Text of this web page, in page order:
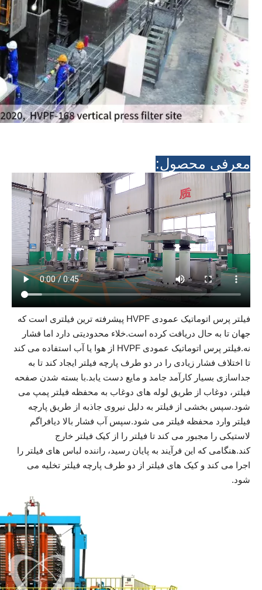
معرفی محصول:
فیلتر پرس اتوماتیک عمودی HVPF پیشرفته ترین فیلتری است که
جهان تا به حال دریافت کرده است.خلاء محدودیتی دارد اما فشار
نه.فیلتر پرس اتوماتیک عمودی HVPF از هوا یا آب استفاده می کند
تا اختلاف فشار زیادی را در دو طرف پارچه فیلتر ایجاد کند تا به
جداسازی بسیار کارآمد جامد و مایع دست یابد.با بسته شدن صفحه
فیلتر، دوغاب از طریق لوله های دوغاب به محفظه فیلتر پمپ می
شود.سپس بخشی از فیلتر به دلیل نیروی جاذبه از طریق پارچه
فیلتر وارد محفظه فیلتر می شود.سپس آب فشار بالا دیافراگم
لاستیکی را مجبور می کند تا فیلتر را از کیک فیلتر خارج
کند.هنگامی که این فرآیند به پایان رسید، راننده لباس های فیلتر را
اجرا می کند و کیک های فیلتر از دو طرف پارچه فیلتر تخلیه می
شود.